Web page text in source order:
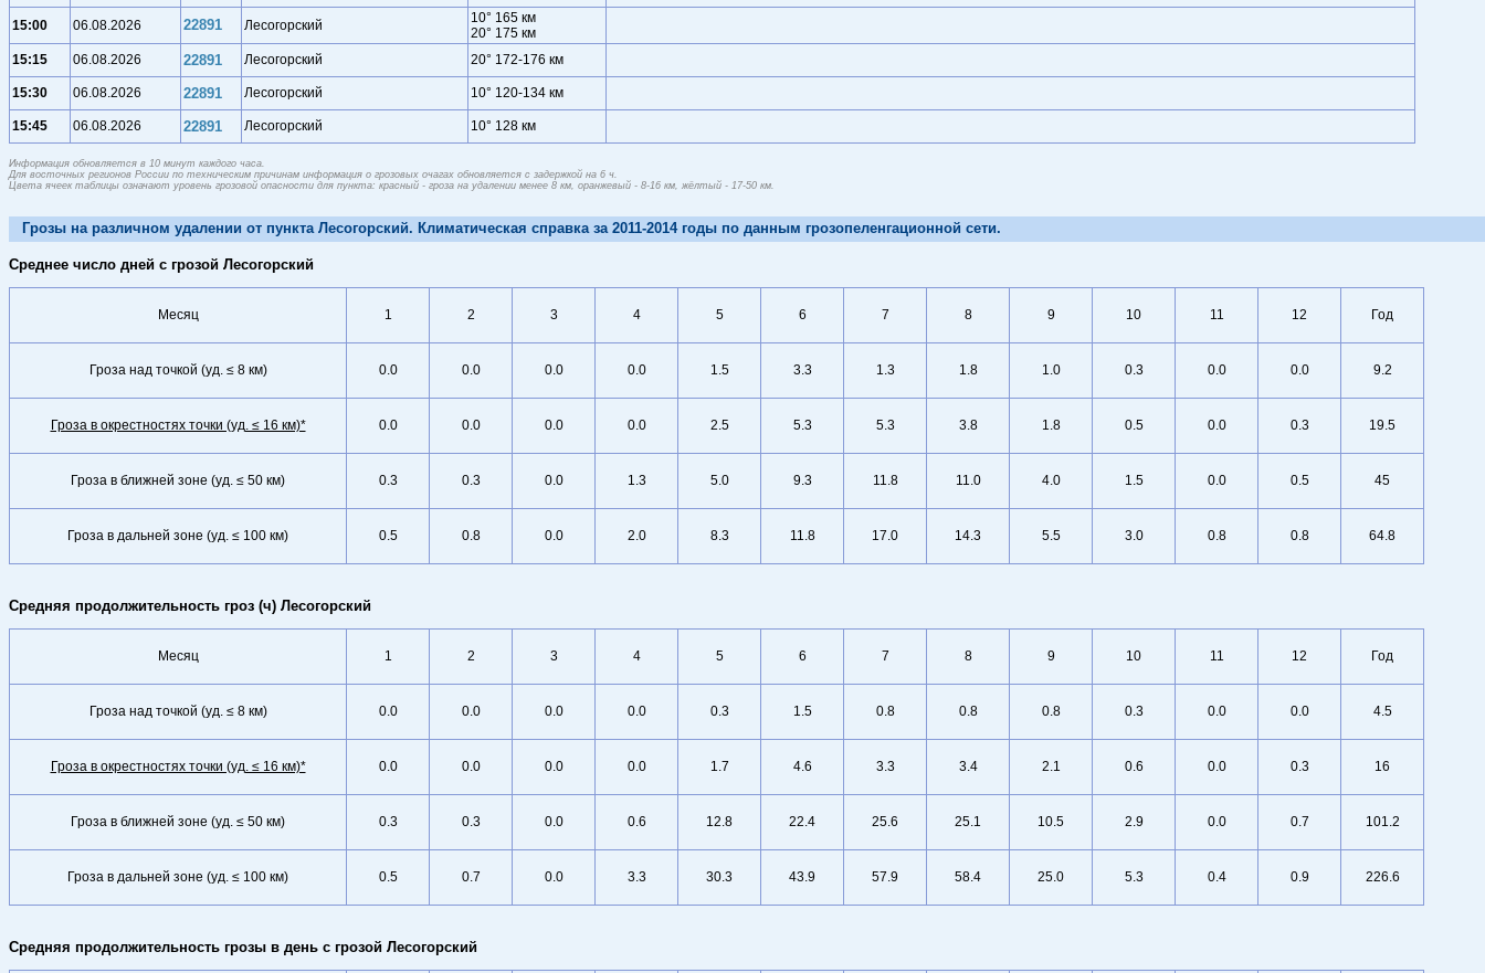
15:00 06.08.2026 22891 Лесогорский
10° 165 км
20° 175 км
15:15
06.08.2026 22891 Лесогорский 20° 172-176 км
15:30 06.08.2026 22891 Лесогорский 10° 120-134 км
15:45 06.08.2026 22891 Лесогорский 10° 128 км
Информация обновляется в 10 минут каждого часа.
Для восточных регионов России по техническим причинам информация о грозовых очагах обновляется с задержкой на 6 ч.
Цвета ячеек таблицы означают уровень грозовой опасности для пункта: красный - гроза на удалении менее 8 км, оранжевый - 8-16 км, жёлтый - 17-50 км.
Грозы на различном удалении от пункта Лесогорский. Климатическая справка за 2011-2014 годы по данным грозопеленгационной сети.
Среднее число дней с грозой Лесогорский
Месяц 1 2 3 4 5 6 7 8 9 10 11 12 Год
Гроза над точкой (уд. ≤ 8 км) 0.0 0.0 0.0 0.0 1.5 3.3 1.3 1.8 1.0 0.3 0.0 0.0 9.2
Гроза в окрестностях точки (уд. ≤ 16 км)* 0.0 0.0 0.0 0.0 2.5 5.3 5.3 3.8 1.8 0.5 0.0 0.3 19.5
Гроза в ближней зоне (уд. ≤ 50 км) 0.3 0.3 0.0 1.3 5.0 9.3 11.8 11.0 4.0 1.5 0.0 0.5 45
Гроза в дальней зоне (уд. ≤ 100 км) 0.5 0.8 0.0 2.0 8.3 11.8 17.0 14.3 5.5 3.0 0.8 0.8 64.8
Средняя продолжительность гроз (ч) Лесогорский
Месяц 1 2 3 4 5 6 7 8 9 10 11 12 Год
Гроза над точкой (уд. ≤ 8 км) 0.0 0.0 0.0 0.0 0.3 1.5 0.8 0.8 0.8 0.3 0.0 0.0 4.5
Гроза в окрестностях точки (уд. ≤ 16 км)* 0.0 0.0 0.0 0.0 1.7 4.6 3.3 3.4 2.1 0.6 0.0 0.3 16
Гроза в ближней зоне (уд. ≤ 50 км) 0.3 0.3 0.0 0.6 12.8 22.4 25.6 25.1 10.5 2.9 0.0 0.7 101.2
Гроза в дальней зоне (уд. ≤ 100 км) 0.5 0.7 0.0 3.3 30.3 43.9 57.9 58.4 25.0 5.3 0.4 0.9 226.6
Средняя продолжительность грозы в день с грозой Лесогорский